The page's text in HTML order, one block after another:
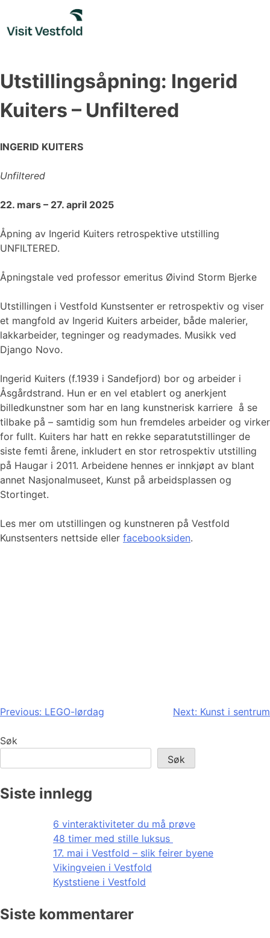
content
Utstillingsåpning: Ingerid
Kuiters – Unfiltered
INGERID KUITERS
Unfiltered
22. mars – 27. april 2025
Åpning av Ingerid Kuiters retrospektive utstilling
UNFILTERED.
Åpningstale ved professor emeritus Øivind Storm Bjerke
Utstillingen i Vestfold Kunstsenter er retrospektiv og viser
et mangfold av Ingerid Kuiters arbeider, både malerier,
lakkarbeider, tegninger og readymades. Musikk ved
Django Novo.
Ingerid Kuiters (f.1939 i Sandefjord) bor og arbeider i
Åsgårdstrand. Hun er en vel etablert og anerkjent
billedkunstner som har en lang kunstnerisk karriere å se
tilbake på – samtidig som hun fremdeles arbeider og virker
for fullt. Kuiters har hatt en rekke separatutstillinger de
siste femti årene, inkludert en stor retrospektiv utstilling
på Haugar i 2011. Arbeidene hennes er innkjøpt av blant
annet Nasjonalmuseet, Kunst på arbeidsplassen og
Stortinget.
Les mer om utstillingen og kunstneren på Vestfold
Kunstsenters nettside eller facebooksiden.
Innleggsnavigasjon
Previous: LEGO-lørdag Next: Kunst i sentrum
Søk
Søk
Siste innlegg
6 vinteraktiviteter du må prøve
48 timer med stille luksus
17. mai i Vestfold – slik feirer byene
Vikingveien i Vestfold
Kyststiene i Vestfold
Siste kommentarer